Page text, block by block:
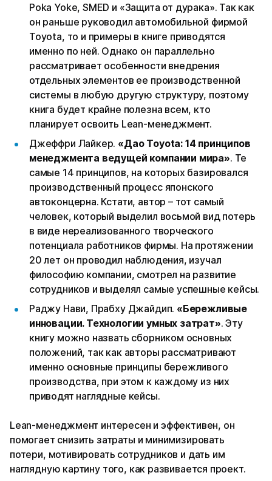
Poka Yoke, SMED и «Защита от дурака». Так как
он раньше руководил автомобильной фирмой
Toyota, то и примеры в книге приводятся
именно по ней. Однако он параллельно
рассматривает особенности внедрения
отдельных элементов ее производственной
системы в любую другую структуру, поэтому
книга будет крайне полезна всем, кто
планирует освоить Lean-менеджмент.
Джеффри Лайкер. «Дао Toyota: 14 принципов
менеджмента ведущей компании мира». Те
самые 14 принципов, на которых базировался
производственный процесс японского
автоконцерна. Кстати, автор – тот самый
человек, который выделил восьмой вид потерь
в виде нереализованного творческого
потенциала работников фирмы. На протяжении
20 лет он проводил наблюдения, изучал
философию компании, смотрел на развитие
сотрудников и выделял самые успешные кейсы.
Раджу Нави, Прабху Джайдип. «Бережливые
инновации. Технологии умных затрат». Эту
книгу можно назвать сборником основных
положений, так как авторы рассматривают
именно основные принципы бережливого
производства, при этом к каждому из них
приводят наглядные кейсы.
Lean-менеджмент интересен и эффективен, он
помогает снизить затраты и минимизировать
потери, мотивировать сотрудников и дать им
наглядную картину того, как развивается проект.